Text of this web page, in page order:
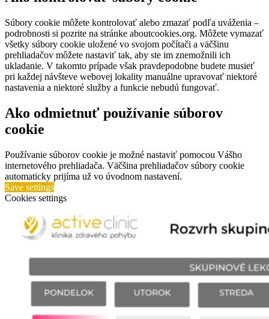
Súbory cookie môžete kontrolovať alebo zmazať podľa uváženia –
podrobnosti si pozrite na stránke aboutcookies.org. Môžete vymazať
všetky súbory cookie uložené vo svojom počítači a väčšinu
prehliadačov môžete nastaviť tak, aby ste im znemožnili ich
ukladanie. V takomto prípade však pravdepodobne budete musieť
pri každej návšteve webovej lokality manuálne upravovať niektoré
nastavenia a niektoré služby a funkcie nebudú fungovať.
Ako odmietnuť používanie súborov
cookie
Používanie súborov cookie je možné nastaviť pomocou Vášho
internetového prehliadača. Väčšina prehliadačov súbory cookie
automaticky prijíma už vo úvodnom nastavení.
Save settings
Cookies settings